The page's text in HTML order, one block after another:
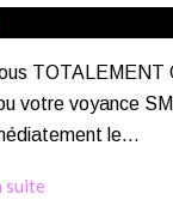
votre voyance
le...
suite